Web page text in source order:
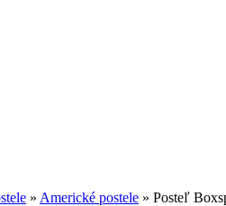
» Americké postele » Posteľ